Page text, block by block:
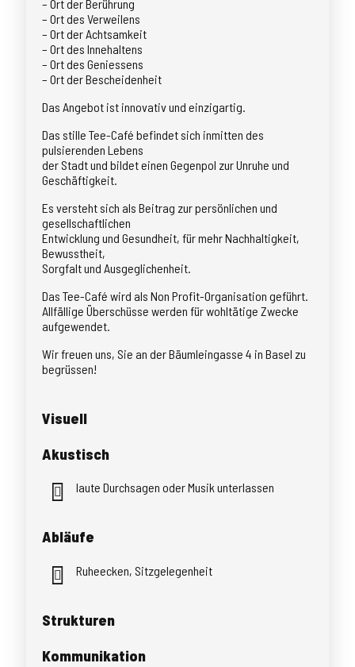
– Ort der Berührung
– Ort des Verweilens
– Ort der Achtsamkeit
– Ort des Innehaltens
– Ort des Geniessens
– Ort der Bescheidenheit
Das Angebot ist innovativ und einzigartig.
Das stille Tee-Café befindet sich inmitten des
pulsierenden Lebens
der Stadt und bildet einen Gegenpol zur Unruhe und
Geschäftigkeit.
Es versteht sich als Beitrag zur persönlichen und
gesellschaftlichen
Entwicklung und Gesundheit, für mehr Nachhaltigkeit,
Bewusstheit,
Sorgfalt und Ausgeglichenheit.
Das Tee-Café wird als Non Profit-Organisation geführt.
Allfällige Überschüsse werden für wohltätige Zwecke
aufgewendet.
Wir freuen uns, Sie an der Bäumleingasse 4 in Basel zu
begrüssen!
Visuell
Akustisch
laute Durchsagen oder Musik unterlassen
Abläufe
Ruheecken, Sitzgelegenheit
Strukturen
Kommunikation